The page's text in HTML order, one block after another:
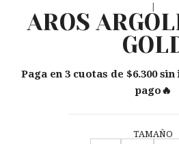
|
AROS
Paga en 3 cuotas de $6.300
pago🔥
TAMAÑO